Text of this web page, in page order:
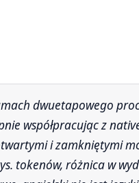
współpracując z
i zamkniętymi
tokenów, różnica w